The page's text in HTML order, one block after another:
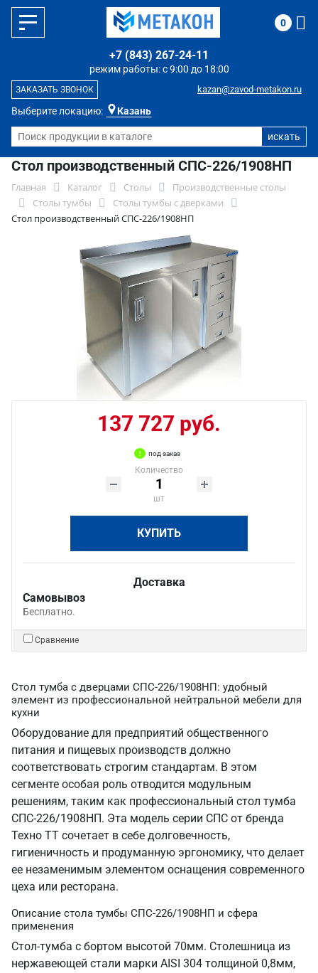
Выберите локацию: Казань
режим работы: с 9:00 до 18:00
+7 (843) 267-24-11
kazan@zavod-metakon.ru
ЗАКАЗАТЬ ЗВОНОК
0
Стол производственный СПС-226/1908НП
Главная Каталог Столы
Производственные столы
Столы тумбы
Столы тумбы с дверками
Стол производственный СПС-226/1908НП
137 727 руб.
под заказ
Количество
шт
КУПИТЬ
Доставка
Самовывоз
Бесплатно.
Сравнение
Стол тумба с дверцами СПС-226/1908НП: удобный
элемент из профессиональной нейтральной мебели для
кухни
Оборудование для предприятий общественного
питания и пищевых производств должно
соответствовать строгим стандартам. В этом
сегменте особая роль отводится модульным
решениям, таким как профессиональный стол тумба
СПС-226/1908НП. Эта модель серии СПС от бренда
Техно ТТ сочетает в себе долговечность,
гигиеничность и продуманную эргономику, что делает
ее незаменимым элементом оснащения современного
цеха или ресторана.
Описание стола тумбы СПС-226/1908НП и сфера
применения
Стол-тумба с бортом высотой 70мм. Столешница из
нержавеющей стали марки AISI 304 толщиной 0,8мм,